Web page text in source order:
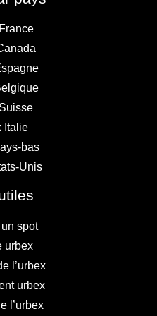
Italie
bas
Unis
spot
urbex
l’urbex
urbex
l’urbex